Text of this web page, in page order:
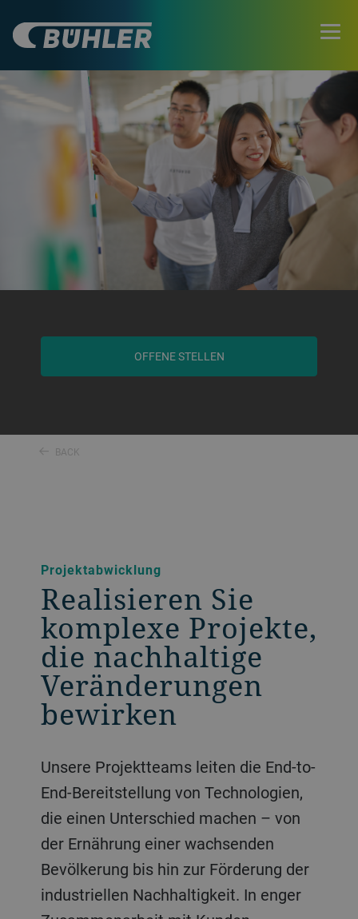
OFFENE STELLEN
BACK
Projektabwicklung
Realisieren Sie
komplexe Projekte,
die nachhaltige
Veränderungen
bewirken
Unsere Projektteams leiten die End-to-
End-Bereitstellung von Technologien,
die einen Unterschied machen – von
der Ernährung einer wachsenden
Bevölkerung bis hin zur Förderung der
industriellen Nachhaltigkeit. In enger